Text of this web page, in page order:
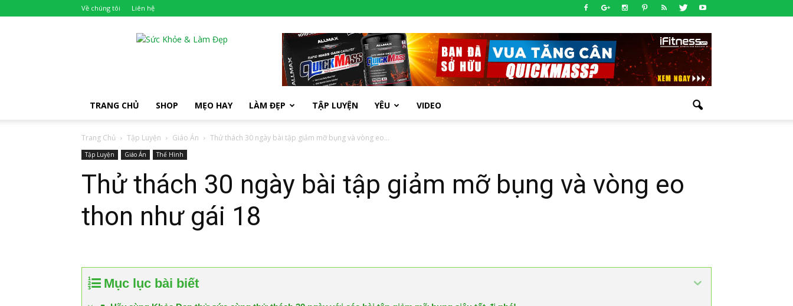
Về chúng tôi Liên hệ
TRANG CHỦ SHOP MẸO HAY LÀM ĐẸP TẬP LUYỆN YÊU VIDEO
Trang Chủ Tập Luyện Giáo Án Thử thách 30 ngày bài tập giảm mỡ bụng và vòng eo...
Tập Luyện Giáo Án Thể Hình
Thử thách 30 ngày bài tập giảm mỡ bụng và vòng eo
thon như gái 18
Mục lục bài biết